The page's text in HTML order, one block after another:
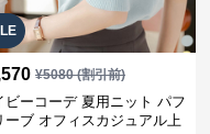
¥5080(割引前)
ビーコーデ 夏用ニット パフ
ーブ オフィスカジュアル上